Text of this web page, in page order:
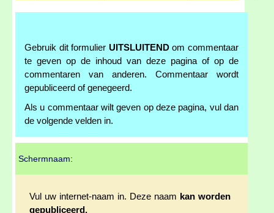
Gebruik dit formulier UITSLUITENDom commentaar
te geven op de inhoud van deze pagina of op de
commentaren van anderen. Commentaar wordt
gepubliceerd of genegeerd.
Als u commentaar wilt geven op deze pagina, vul dan
de volgende velden in.
Schermnaam:
Vul uw internet-naam in. Deze naam kan worden
gepubliceerd.